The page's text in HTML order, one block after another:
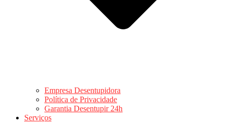
Empresa Desentupidora
Política de Privacidade
Garantia Desentupir 24h
Serviços